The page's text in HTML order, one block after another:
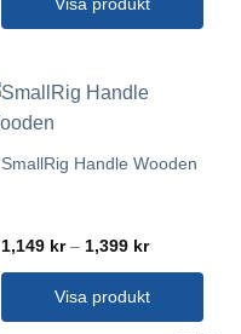
Visa produkt
SmallRig Handle Wooden
1,149 kr – 1,399 krPrisintervall:
till
1,399 kr
Visa produkt